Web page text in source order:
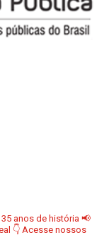
35 anos de história 📢
👇 Acesse nossos